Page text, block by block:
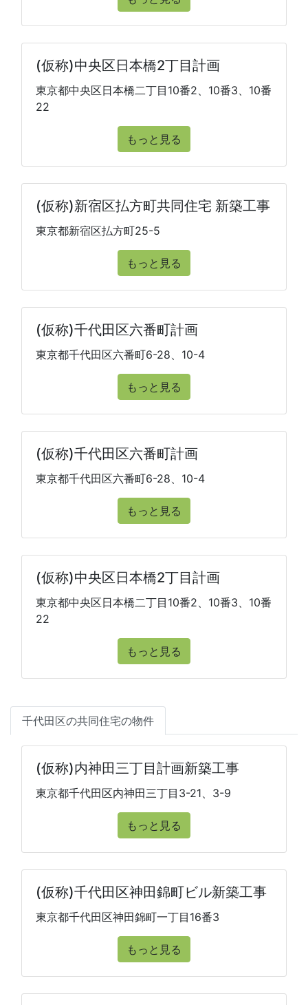
(仮称)中央区日本橋2丁目計画
東京都中央区日本橋二丁目10番2、10番3、10番
22
もっと見る
(仮称)新宿区払方町共同住宅 新築工事
東京都新宿区払方町25-5
もっと見る
(仮称)千代田区六番町計画
東京都千代田区六番町6-28、10-4
もっと見る
(仮称)千代田区六番町計画
東京都千代田区六番町6-28、10-4
もっと見る
(仮称)中央区日本橋2丁目計画
東京都中央区日本橋二丁目10番2、10番3、10番
22
もっと見る
千代田区の共同住宅の物件
(仮称)内神田三丁目計画新築工事
東京都千代田区内神田三丁目3-21、3-9
もっと見る
(仮称)千代田区神田錦町ビル新築工事
東京都千代田区神田錦町一丁目16番3
もっと見る